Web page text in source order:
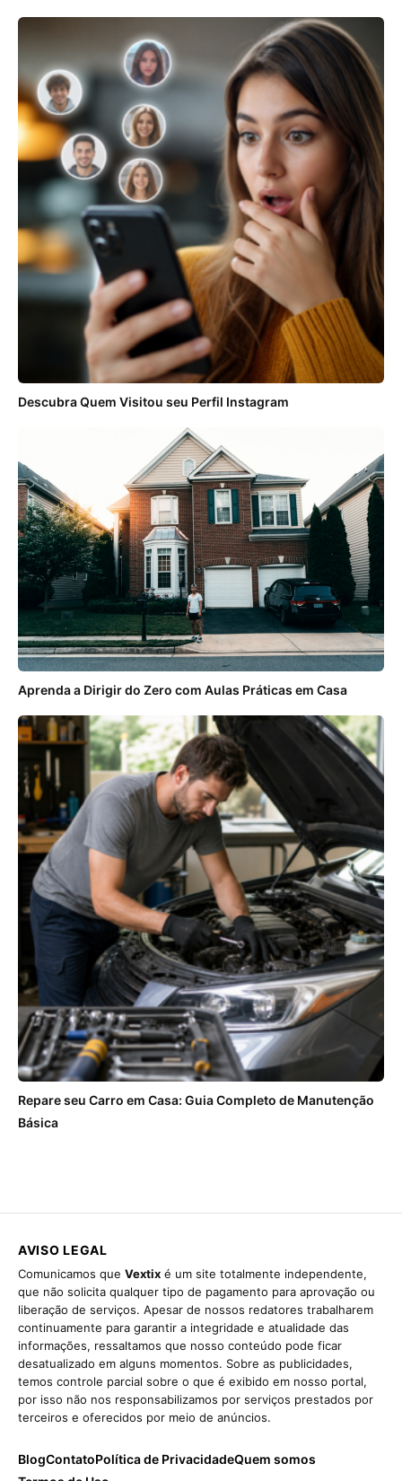
Descubra Quem Visitou seu Perfil Instagram
Aprenda a Dirigir do Zero com Aulas Práticas em Casa
Repare seu Carro em Casa: Guia Completo de Manutenção
Básica
AVISO LEGAL
Comunicamos que Vextix é um site totalmente independente,
que não solicita qualquer tipo de pagamento para aprovação ou
liberação de serviços. Apesar de nossos redatores trabalharem
continuamente para garantir a integridade e atualidade das
informações, ressaltamos que nosso conteúdo pode ficar
desatualizado em alguns momentos. Sobre as publicidades,
temos controle parcial sobre o que é exibido em nosso portal,
por isso não nos responsabilizamos por serviços prestados por
terceiros e oferecidos por meio de anúncios.
BlogContatoPolítica de PrivacidadeQuem somos